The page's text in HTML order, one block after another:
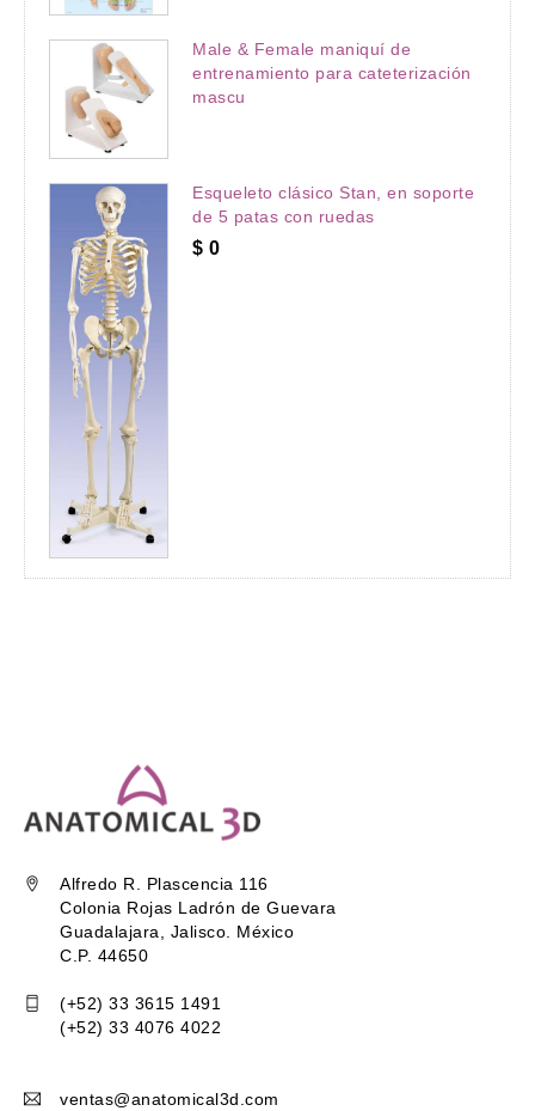
Male & Female maniquí de
entrenamiento para cateterización
mascu
Esqueleto clásico Stan, en soporte
de 5 patas con ruedas
$ 0
Alfredo R. Plascencia 116
Colonia Rojas Ladrón de Guevara
Guadalajara, Jalisco. México
C.P. 44650
(+52) 33 3615 1491
(+52) 33 4076 4022
ventas@anatomical3d.com